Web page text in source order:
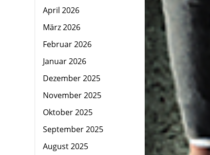
April 2026
März 2026
Februar 2026
Januar 2026
Dezember 2025
November 2025
Oktober 2025
September 2025
August 2025